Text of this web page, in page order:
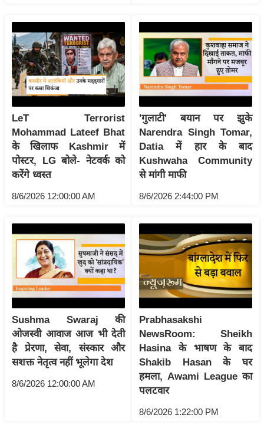
मि
स्तं
भ
ए
म
आ
र
.
आ
ई
.
य
प
स
मी
ध
र्म
ज्यो
ष
LeT Terrorist
Mohammad Lateef Bhat
के खिलाफ Kashmir में
पोस्टर, LG बोले- नेटवर्क को
करेंगे ध्वस्त
8/6/2026 12:00:00 AM
'गुलाटी' बयान पर झुके
Narendra Singh Tomar,
Datia में हार के बाद
Kushwaha Community
से मांगी माफी
8/6/2026 2:44:00 PM
Sushma Swaraj की
ओजस्वी आवाज आज भी देती
है प्रेरणा, सेवा, संस्कार और
सशक्त नेतृत्व नहीं भूलेगा देश
8/6/2026 12:00:00 AM
Prabhasakshi
NewsRoom: Sheikh
Hasina के भाषण के बाद
Shakib Hasan के घर
हमला, Awami League का
पलटवार
8/6/2026 1:22:00 PM